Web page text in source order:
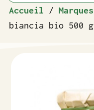
Accueil / Marques
biancia bio 500 g